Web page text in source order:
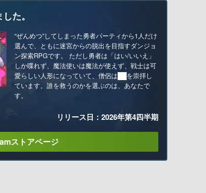
た。
“ぜんめつ”してしまった勇者パーティから1人だけ
選んで、ともに迷宮からの脱出を目指すダンジョ
ン探索RPGです。 ただし勇者は「はい/いいえ」
しか喋れず、魔法使いは魔法が使えず、戦士は可
愛らしい人形になっていて、僧侶は██を崇拝し
ています。誰を救うのかを選ぶのは、あなたで
す。
リリース日：2026年第4四半期
ストアページ